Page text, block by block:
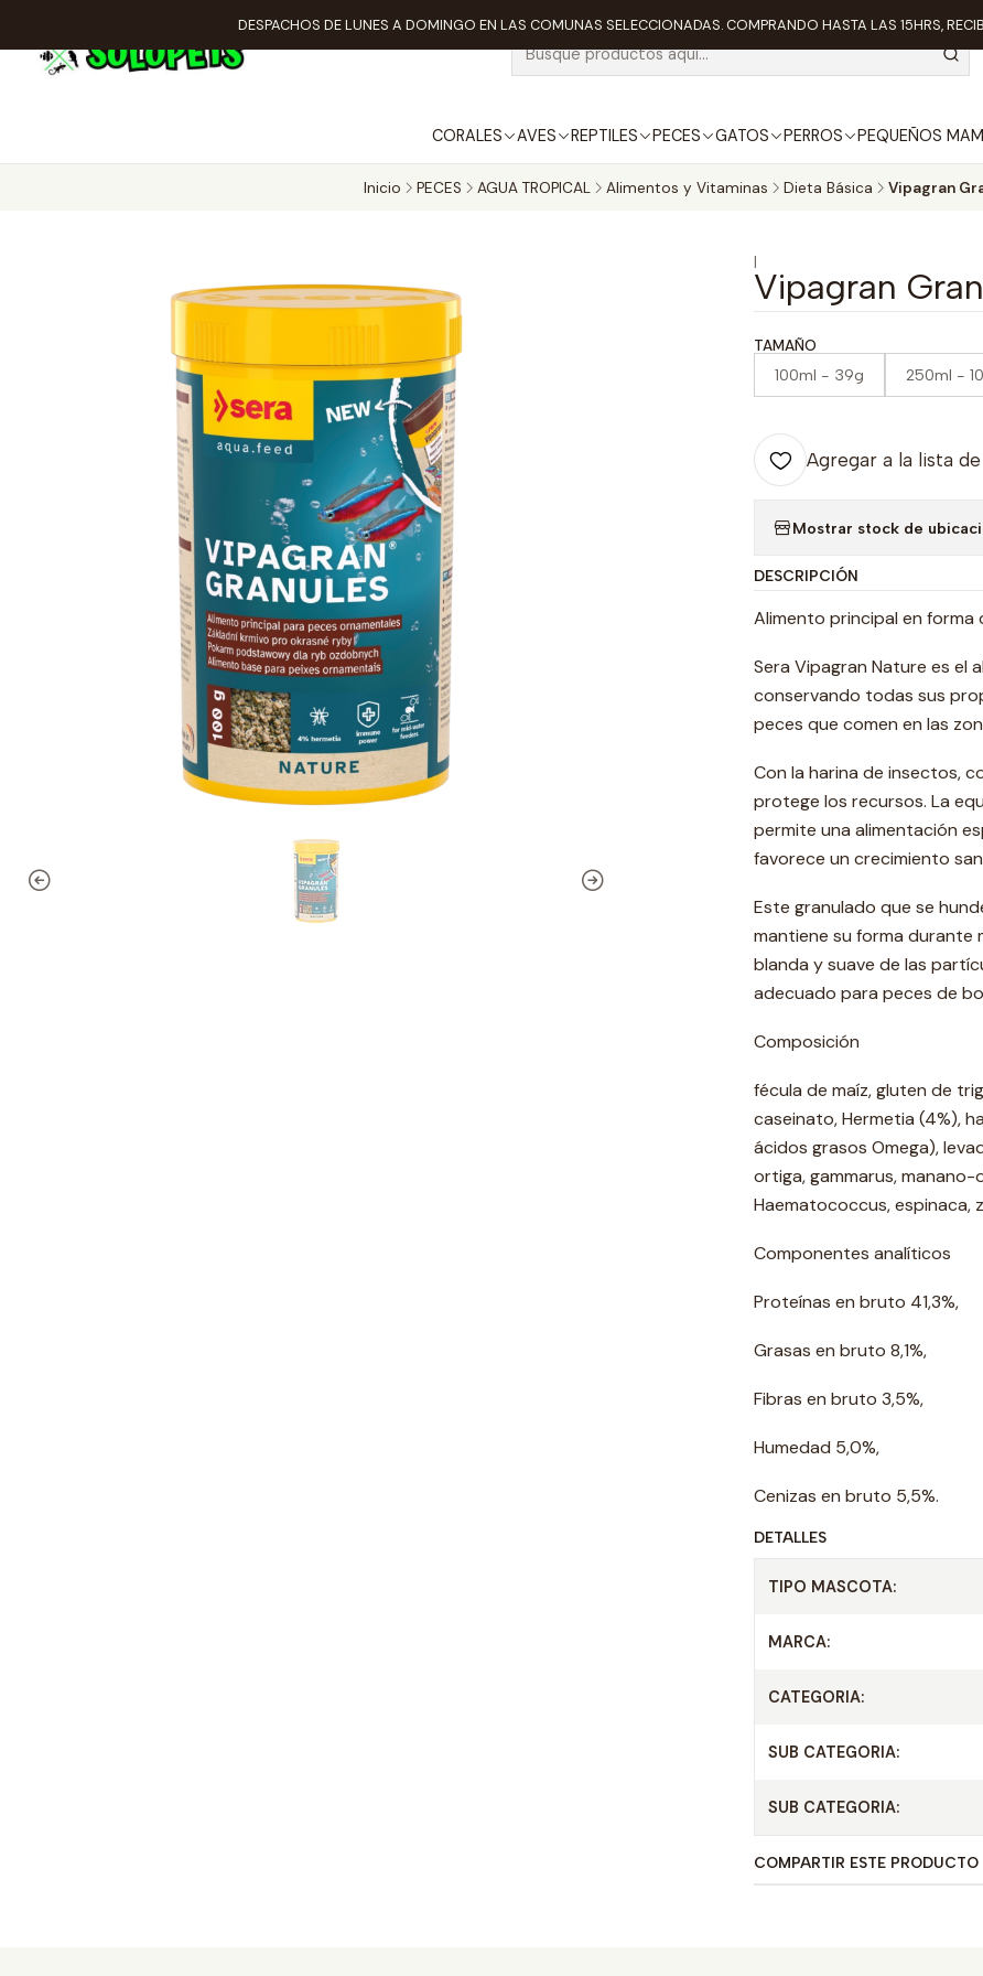
CORALES AVES REPTILES PECES GATOS PERROS PEQUEÑOS
DESPACHOS DE LUNES A DOMINGO EN LAS COMUNAS SELECCIONADAS. COMPRANDO HASTA LAS 15HRS,
Inicio PECES AGUA TROPICAL Alimentos y Vitaminas Dieta Básica Vipagran
|
Vipagran
TAMAÑO
100ml - 39g 250ml -
Agregar a la lista
Mostrar stock de
DESCRIPCIÓN
Alimento principal en
Sera Vipagran Nature es el
conservando todas sus
peces que comen en las
Con la harina de insectos,
protege los recursos. La
permite una alimentación
favorece un crecimiento
Este granulado que se
mantiene su forma durante
blanda y suave de las
adecuado para peces de
Composición
fécula de maíz, gluten de
caseinato, Hermetia (4%),
ácidos grasos Omega),
ortiga, gammarus, manano-
Haematococcus, espinaca,
Componentes analíticos
Proteínas en bruto 41,3%,
Grasas en bruto 8,1%,
Fibras en bruto 3,5%,
Humedad 5,0%,
Cenizas en bruto 5,5%.
DETALLES
TIPO MASCOTA:
MARCA:
CATEGORIA:
SUB CATEGORIA:
SUB CATEGORIA:
COMPARTIR ESTE PRODUCTO